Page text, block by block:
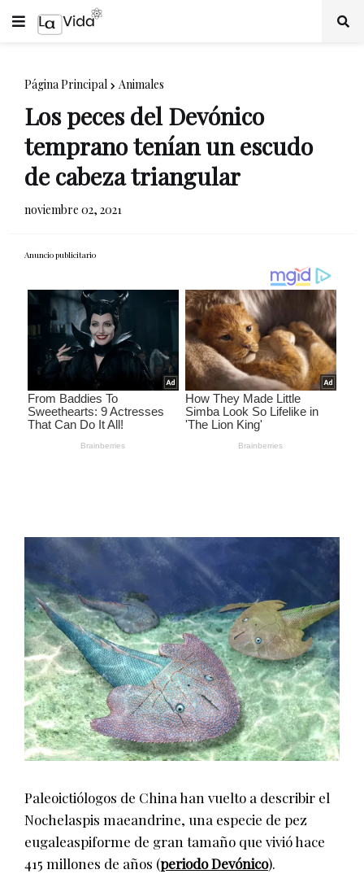
Página Principal Animales
Los peces del Devónico
temprano tenían un escudo
de cabeza triangular
noviembre 02, 2021
Anuncio publicitario
Paleoictiólogos de China han vuelto a describir el
Nochelaspis maeandrine, una especie de pez
eugaleaspiforme de gran tamaño que vivió hace
415 millones de años (periodo Devónico).